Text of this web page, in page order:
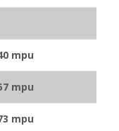
mpu
mpu
mpu